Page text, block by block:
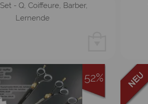
- Q, Coiffeure, Barber,
Lernende
52%